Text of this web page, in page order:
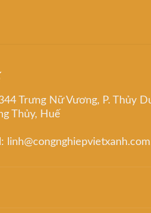
Trưng Nữ Vương, P. Thủy
Thủy, Huế